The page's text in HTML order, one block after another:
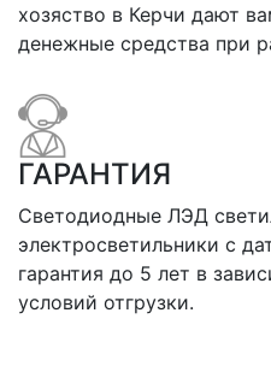
хозяство в Керчи дают
денежные средства при
ГАРАНТИЯ
Светодиодные ЛЭД
электросветильники с
гарантия до 5 лет в
условий отгрузки.